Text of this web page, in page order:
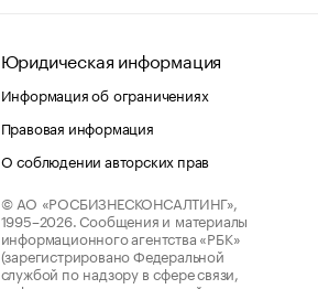
Юридическая информация
Информация об ограничениях
Правовая информация
О соблюдении авторских прав
© АО «РОСБИЗНЕСКОНСАЛТИНГ»,
1995–2026. Сообщения и материалы
информационного агентства «РБК»
(зарегистрировано Федеральной
службой по надзору в сфере связи,